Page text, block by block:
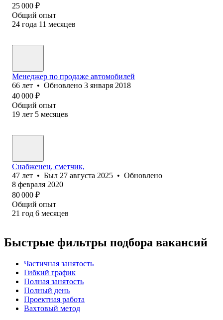
25 000 ₽
Общий опыт
24 года 11 месяцев
Менеджер по продаже автомобилей
66 лет • Обновлено 3 января 2018
40 000 ₽
Общий опыт
19 лет 5 месяцев
Снабженец, сметчик,
47 лет • Был 27 августа 2025 • Обновлено
8 февраля 2020
80 000 ₽
Общий опыт
21 год 6 месяцев
Быстрые фильтры подбора вакансий
Частичная занятость
Гибкий график
Полная занятость
Полный день
Проектная работа
Вахтовый метод